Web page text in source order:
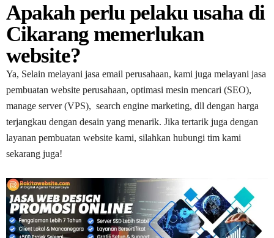
Apakah perlu pelaku usaha di
Cikarang memerlukan
website?
Ya, Selain melayani jasa email perusahaan, kami juga melayani jasa
pembuatan website perusahaan, optimasi mesin mencari (SEO),
manage server (VPS), search engine marketing, dll dengan harga
terjangkau dengan desain yang menarik. Jika tertarik juga dengan
layanan pembuatan website kami, silahkan hubungi tim kami
sekarang juga!